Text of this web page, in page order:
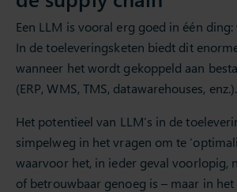
Een LLM is vooral erg goed in één
In de toeleveringsketen biedt dit
wanneer het wordt gekoppeld aan
(ERP, WMS, TMS, datawarehouses, enz.).
Het potentieel van LLM’s in de
simpelweg in het vragen om te
waarvoor het, in ieder geval voorlopig,
of betrouwbaar genoeg is – maar in het